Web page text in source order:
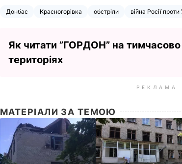
Донбас Красногорівка обстріли війна Росії проти
Як читати ”ГОРДОН” на
територіях
РЕКЛАМА
МАТЕРІАЛИ ЗА ТЕМОЮ